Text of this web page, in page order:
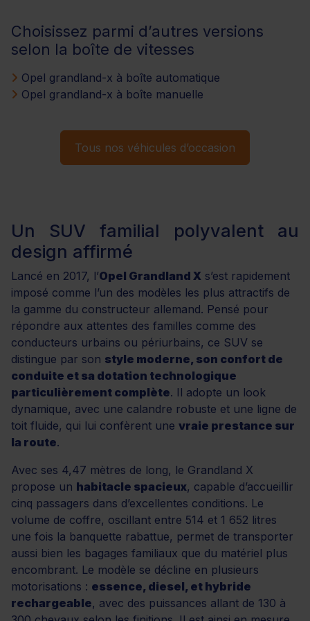
Choisissez parmi d’autres versions
selon la boîte de vitesses
Opel grandland-x à boîte automatique
Opel grandland-x à boîte manuelle
Tous nos véhicules d’occasion
Un SUV familial polyvalent au
design affirmé
Lancé en 2017, l’Opel Grandland X s’est rapidement
imposé comme l’un des modèles les plus attractifs de
la gamme du constructeur allemand. Pensé pour
répondre aux attentes des familles comme des
conducteurs urbains ou périurbains, ce SUV se
distingue par son style moderne, son confort de
conduite et sa dotation technologique
particulièrement complète. Il adopte un look
dynamique, avec une calandre robuste et une ligne de
toit fluide, qui lui confèrent une vraie prestance sur
la route.
Avec ses 4,47 mètres de long, le Grandland X
propose un habitacle spacieux, capable d’accueillir
cinq passagers dans d’excellentes conditions. Le
volume de coffre, oscillant entre 514 et 1 652 litres
une fois la banquette rabattue, permet de transporter
aussi bien les bagages familiaux que du matériel plus
encombrant. Le modèle se décline en plusieurs
motorisations : essence, diesel, et hybride
rechargeable, avec des puissances allant de 130 à